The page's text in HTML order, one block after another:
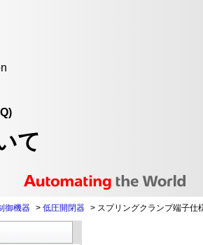
て
御機器 > 低圧開閉器 > スプリングクランプ端子仕